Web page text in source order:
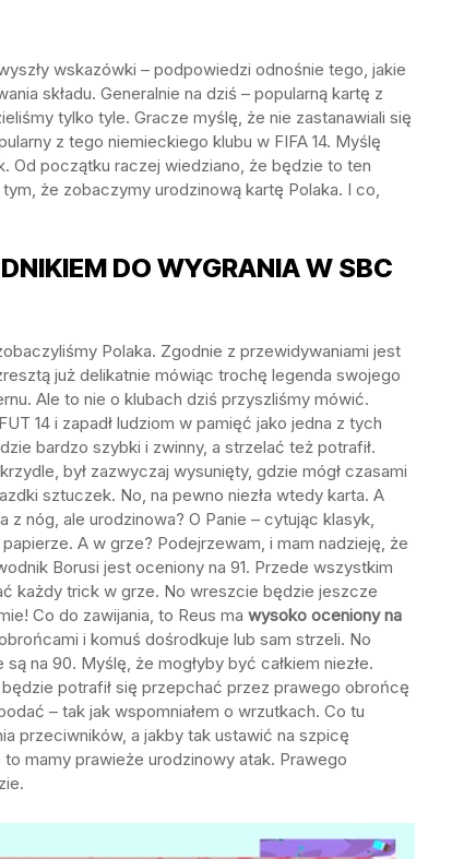
wskazówki – podpowiedzi odnośnie tego, jakie
składu. Generalnie na dziś – popularną kartę z
tylko tyle. Gracze myślę, że nie zastanawiali się
z tego niemieckiego klubu w FIFA 14. Myślę
Od początku raczej wiedziano, że będzie to ten
że zobaczymy urodzinową kartę Polaka. I co,
DO WYGRANIA W SBC
Polaka. Zgodnie z przewidywaniami jest
już delikatnie mówiąc trochę legenda swojego
Ale to nie o klubach dziś przyszliśmy mówić.
14 i zapadł ludziom w pamięć jako jedna z tych
bardzo szybki i zwinny, a strzelać też potrafił.
był zazwyczaj wysunięty, gdzie mógł czasami
sztuczek. No, na pewno niezła wtedy karta. A
nóg, ale urodzinowa? O Panie – cytując klasyk,
papierze. A w grze? Podejrzewam, i mam nadzieję, że
Borusi jest oceniony na 91. Przede wszystkim
każdy trick w grze. No wreszcie będzie jeszcze
Co do zawijania, to Reus ma wysoko oceniony na
i komuś dośrodkuje lub sam strzeli. No
na 90. Myślę, że mogłyby być całkiem niezłe.
potrafił się przepchać przez prawego obrońcę
– tak jak wspomniałem o wrzutkach. Co tu
przeciwników, a jakby tak ustawić na szpicę
mamy prawieże urodzinowy atak. Prawego